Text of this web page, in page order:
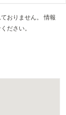
おりません。 情報
ださい。